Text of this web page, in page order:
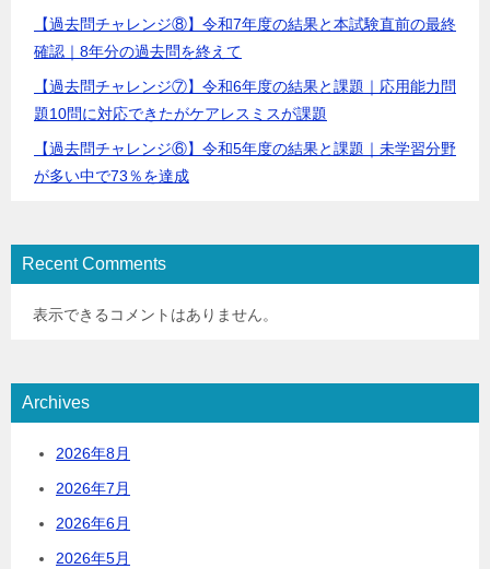
【過去問チャレンジ⑧】令和7年度の結果と本試験直前の最終
確認｜8年分の過去問を終えて
【過去問チャレンジ⑦】令和6年度の結果と課題｜応用能力問
題10問に対応できたがケアレスミスが課題
【過去問チャレンジ⑥】令和5年度の結果と課題｜未学習分野
が多い中で73％を達成
Recent Comments
表示できるコメントはありません。
Archives
2026年8月
2026年7月
2026年6月
2026年5月